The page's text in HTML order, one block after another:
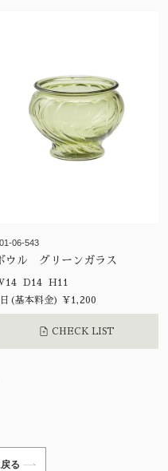
06-543
ウル グリーンガラス
W14 D14 H11
(基本料金) ¥1,200
CHECK LIST
る